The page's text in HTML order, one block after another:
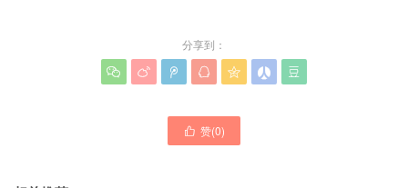
分享到：
      
 赞(0)